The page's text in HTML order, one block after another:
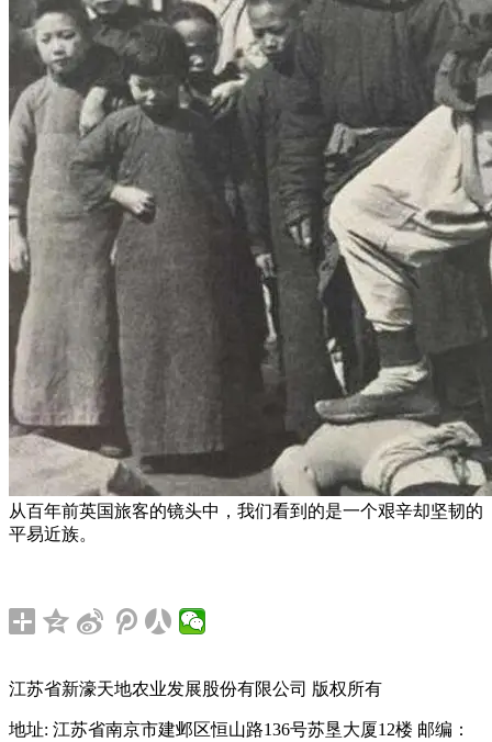
从百年前英国旅客的镜头中，我们看到的是一个艰辛却坚韧的
平易近族。
江苏省新濠天地农业发展股份有限公司 版权所有
地址: 江苏省南京市建邺区恒山路136号苏垦大厦12楼 邮编：